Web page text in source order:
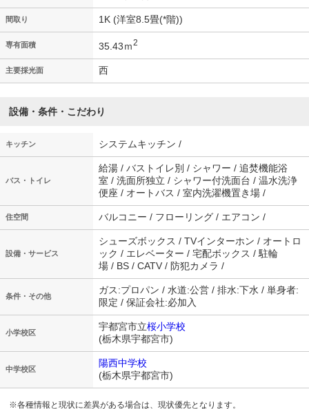
間取り 1K (洋室8.5畳(*階))
専有面積 35.43ｍ2
主要採光面 西
設備・条件・こだわり
キッチン システムキッチン /
バス・トイレ
給湯 / バストイレ別 / シャワー / 追焚機能浴
室 / 洗面所独立 / シャワー付洗面台 / 温水洗浄
便座 / オートバス / 室内洗濯機置き場 /
住空間 バルコニー / フローリング / エアコン /
設備・サービス
シューズボックス / TVインターホン / オートロ
ック / エレベーター / 宅配ボックス / 駐輪
場 / BS / CATV / 防犯カメラ /
条件・その他
ガス:プロパン / 水道:公営 / 排水:下水 / 単身者:
限定 / 保証会社:必加入
小学校区
宇都宮市立桜小学校
(栃木県宇都宮市)
中学校区
陽西中学校
(栃木県宇都宮市)
※各種情報と現状に差異がある場合は、現状優先となります。